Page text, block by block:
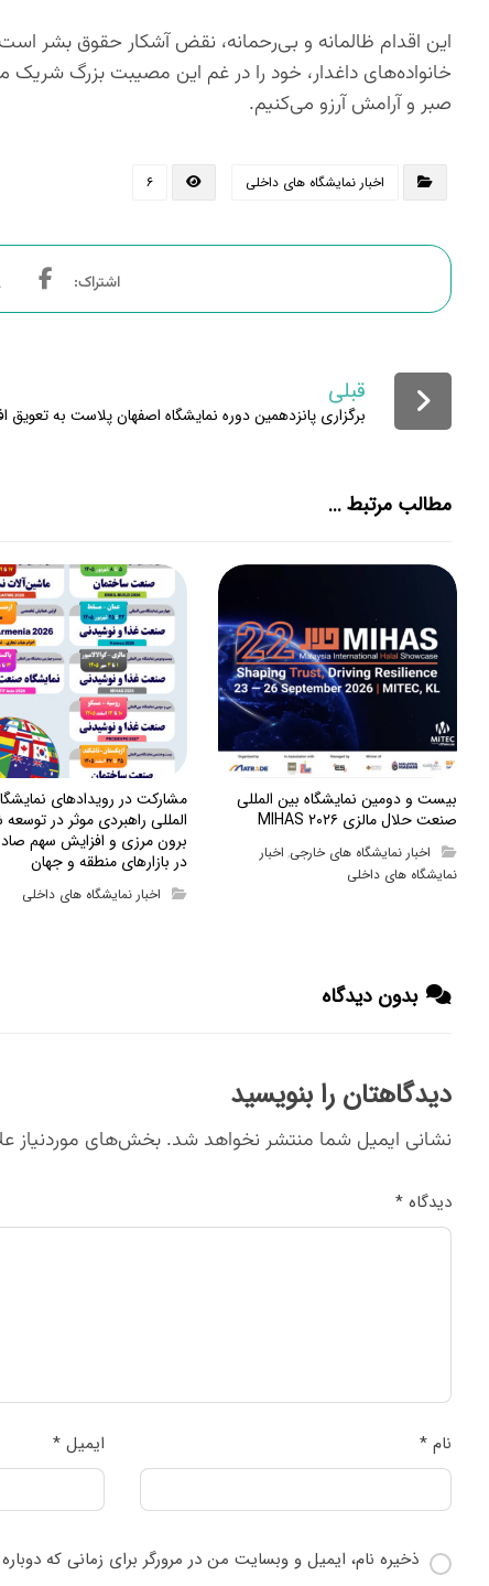
این اقدام ظالمانه و بی‌رحمانه، نقض آشکار حقوق بشر
خانواده‌های داغدار، خود را در غم این مصیبت بزرگ شریک
صبر و آرامش آرزو می‌کنیم.
اخبار نمایشگاه های داخلی ۶
قبلی
برگزاری پانزدهمین دوره نمایشگاه اصفهان پلاست به تعویق
مطالب مرتبط ...
بیست و دومین نمایشگاه بین المللی
صنعت حلال مالزی MIHAS ۲۰۲۶
اخبار نمایشگاه های خارجی, اخبار
نمایشگاه های داخلی
مشارکت در رویدادهای
المللی راهبردی موثر در
برون مرزی و افزایش سهم
در بازارهای منطقه و جهان
اخبار نمایشگاه های داخلی
بدون دیدگاه
دیدگاهتان را بنویسید
نشانی ایمیل شما منتشر نخواهد شد. بخش‌های موردنیاز
دیدگاه *
نام * ایمیل *
ذخیره نام، ایمیل و وبسایت من در مرورگر برای زمانی که